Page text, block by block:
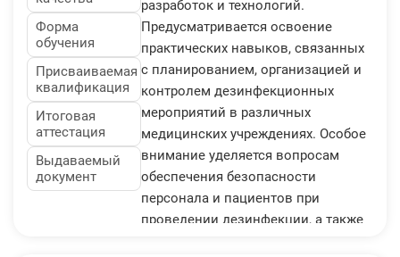
Форма
обучения
Присваиваемая
квалификация
Итоговая
аттестация
Выдаваемый
документ
разработок и технологий.
Предусматривается освоение
практических навыков, связанных
с планированием, организацией и
контролем дезинфекционных
мероприятий в различных
медицинских учреждениях. Особое
внимание уделяется вопросам
обеспечения безопасности
персонала и пациентов при
проведении дезинфекции, а также